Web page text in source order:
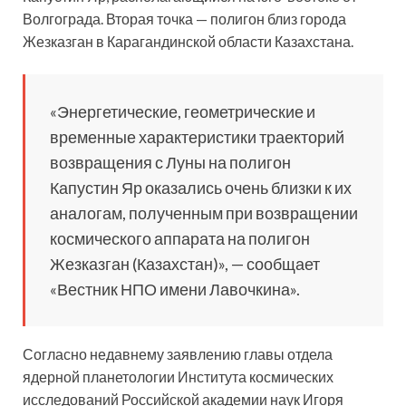
Волгограда. Вторая точка — полигон близ города
Жезказган в Карагандинской области Казахстана.
«Энергетические, геометрические и
временные характеристики траекторий
возвращения с Луны на полигон
Капустин Яр оказались очень близки к их
аналогам, полученным при возвращении
космического аппарата на полигон
Жезказган (Казахстан)», — сообщает
«Вестник НПО имени Лавочкина».
Согласно недавнему заявлению главы отдела
ядерной планетологии Института космических
исследований Российской академии наук Игоря